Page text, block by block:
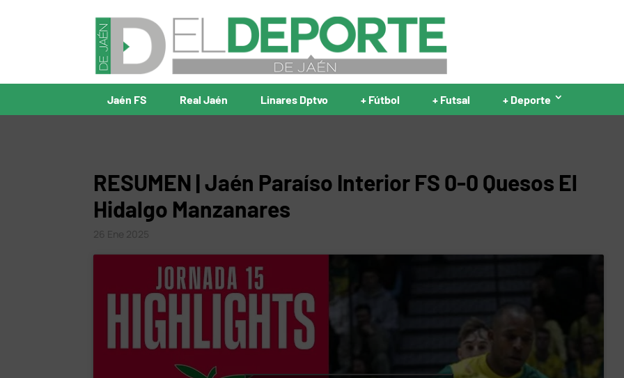
Jaén FS Real Jaén Linares Dptvo + Fútbol + Futsal + Deporte
RESUMEN | Jaén Paraíso Interior FS 0-0 Quesos El
Hidalgo Manzanares